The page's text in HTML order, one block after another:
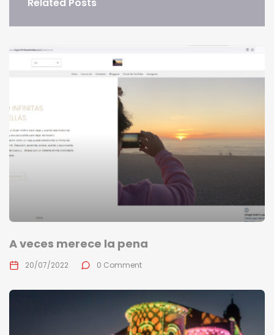
A veces merece la pena
20/07/2022 0 Comment